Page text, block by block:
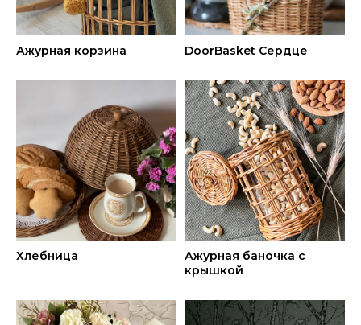
Ажурная корзина DoorBasket Сердце
Хлебница
Ажурная баночка с
крышкой